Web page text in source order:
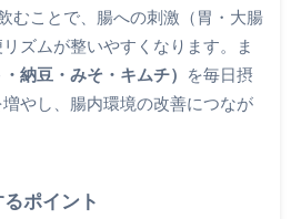
むことで、腸への刺激（胃・大腸
ズムが整いやすくなります。ま
納豆・みそ・キムチ）
を毎日摂
やし、腸内環境の改善につなが
ポイント